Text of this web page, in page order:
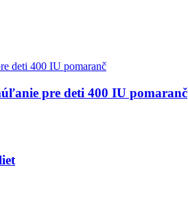
pre deti 400 IU pomaranč